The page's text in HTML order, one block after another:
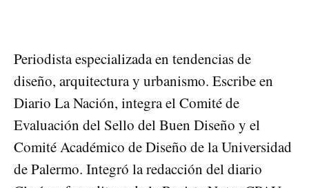
Periodista especializada en tendencias de
diseño, arquitectura y urbanismo. Escribe en
Diario La Nación, integra el Comité de
Evaluación del Sello del Buen Diseño y el
Comité Académico de Diseño de la Universidad
de Palermo. Integró la redacción del diario